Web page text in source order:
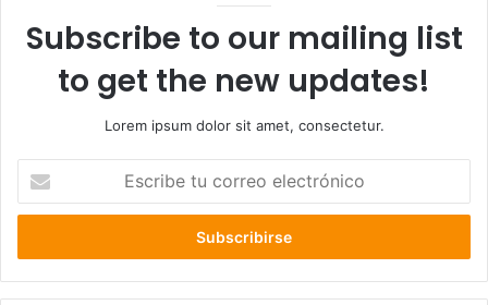
Subscribe to our mailing list
to get the new updates!
Lorem ipsum dolor sit amet, consectetur.
correo